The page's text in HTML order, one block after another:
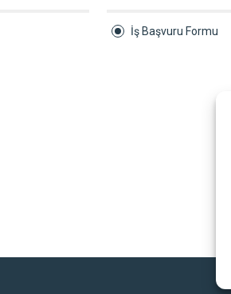
İş Başvuru Formu